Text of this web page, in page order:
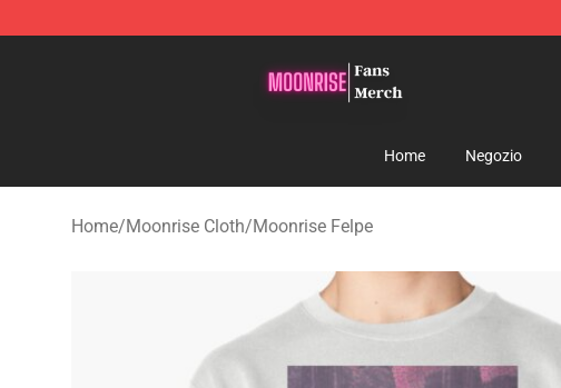
Home Negozio
Home/Moonrise Cloth/Moonrise Felpe